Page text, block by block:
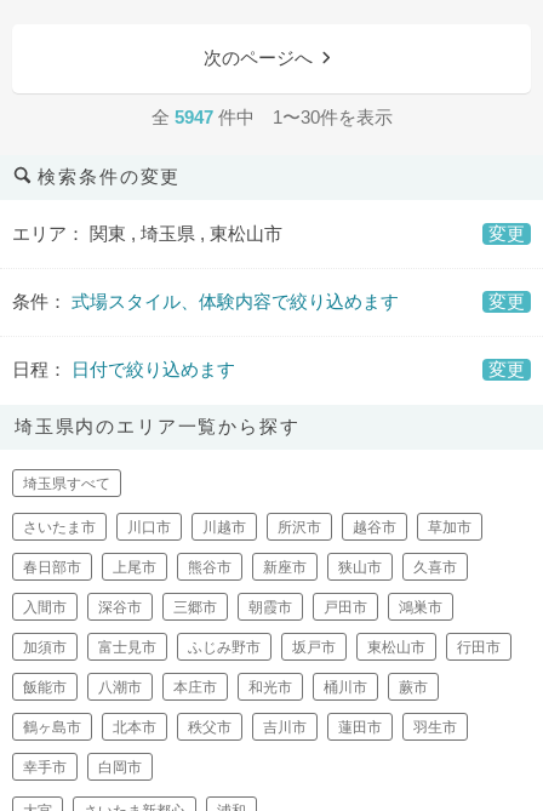
次のページへ
全 5947 件中 1〜30件を表示
検索条件の変更
エリア： 関東 , 埼玉県 , 東松山市 変更
条件： 式場スタイル、体験内容で絞り込めます 変更
日程： 日付で絞り込めます 変更
埼玉県内のエリア一覧から探す
埼玉県すべて
さいたま市 川口市 川越市 所沢市 越谷市 草加市
春日部市 上尾市 熊谷市 新座市 狭山市 久喜市
入間市 深谷市 三郷市 朝霞市 戸田市 鴻巣市
加須市 富士見市 ふじみ野市 坂戸市 東松山市 行田市
飯能市 八潮市 本庄市 和光市 桶川市 蕨市
鶴ヶ島市 北本市 秩父市 吉川市 蓮田市 羽生市
幸手市 白岡市